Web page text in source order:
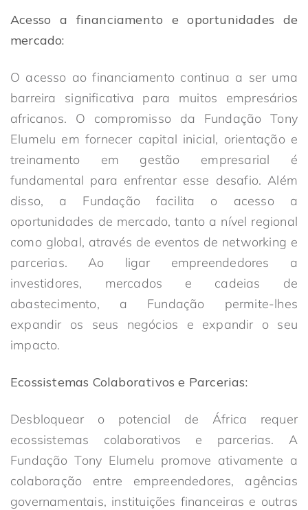
Acesso a financiamento e oportunidades de
mercado:
O acesso ao financiamento continua a ser uma
barreira significativa para muitos empresários
africanos. O compromisso da Fundação Tony
Elumelu em fornecer capital inicial, orientação e
treinamento em gestão empresarial é
fundamental para enfrentar esse desafio. Além
disso, a Fundação facilita o acesso a
oportunidades de mercado, tanto a nível regional
como global, através de eventos de networking e
parcerias. Ao ligar empreendedores a
investidores, mercados e cadeias de
abastecimento, a Fundação permite-lhes
expandir os seus negócios e expandir o seu
impacto.
Ecossistemas Colaborativos e Parcerias:
Desbloquear o potencial de África requer
ecossistemas colaborativos e parcerias. A
Fundação Tony Elumelu promove ativamente a
colaboração entre empreendedores, agências
governamentais, instituições financeiras e outras